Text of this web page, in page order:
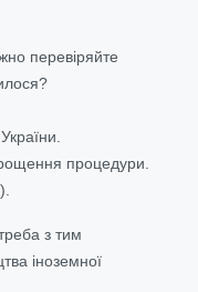
перевіряйте
процедури.
з тим
іноземної